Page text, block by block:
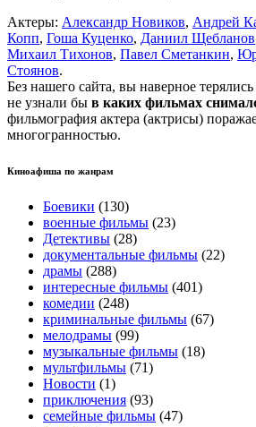
Актеры: Александр Новиков, Андрей
Копп, Гоша Куценко, Даниил Щебланов
Михаил Тихонов, Павел Сметанкин,
Стоянов.
Без нашего сайта, вы наверное
не узнали бы в каких фильмах
фильмография актера (актрисы)
многогранностью.
Киноафиша по жанрам
Боевики (130)
военные фильмы (23)
Детективы (28)
документальные фильмы (22)
драмы (288)
интересные фильмы (401)
комедии (248)
криминальные фильмы (67)
мелодрамы (99)
музыкальные фильмы (18)
мультфильмы (71)
Новости (1)
приключения (93)
семейные фильмы (47)